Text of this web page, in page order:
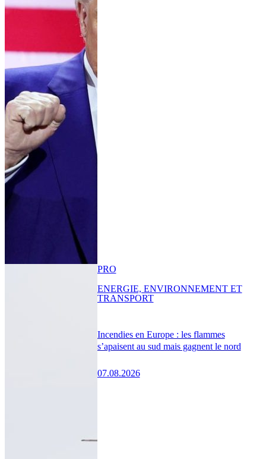
Incendies en Europe : les flammes
s’apaisent au sud mais gagnent le nord
07.08.2026
PRO
ENERGIE, ENVIRONNEMENT ET
TRANSPORT